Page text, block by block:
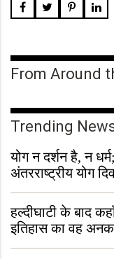
From Around
Trending
योग न दर्शन है, न
अंतरराष्ट्रीय योग
हल्दीघाटी के बाद
इतिहास का वह
जीवित है